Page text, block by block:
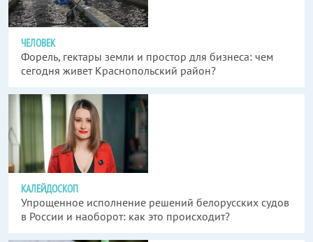
ЧЕЛОВЕК
Форель, гектары земли и простор для бизнеса: чем
сегодня живет Краснопольский район?
КАЛЕЙДОСКОП
Упрощенное исполнение решений белорусских судов
в России и наоборот: как это происходит?